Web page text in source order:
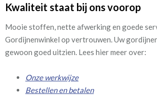
Kwaliteit staat bij ons voorop
Mooie stoffen, nette afwerking en goede
Gordijnenwinkel op vertrouwen. Uw
gewoon goed uitzien. Lees hier meer over:
Onze werkwijze
Bestellen en betalen